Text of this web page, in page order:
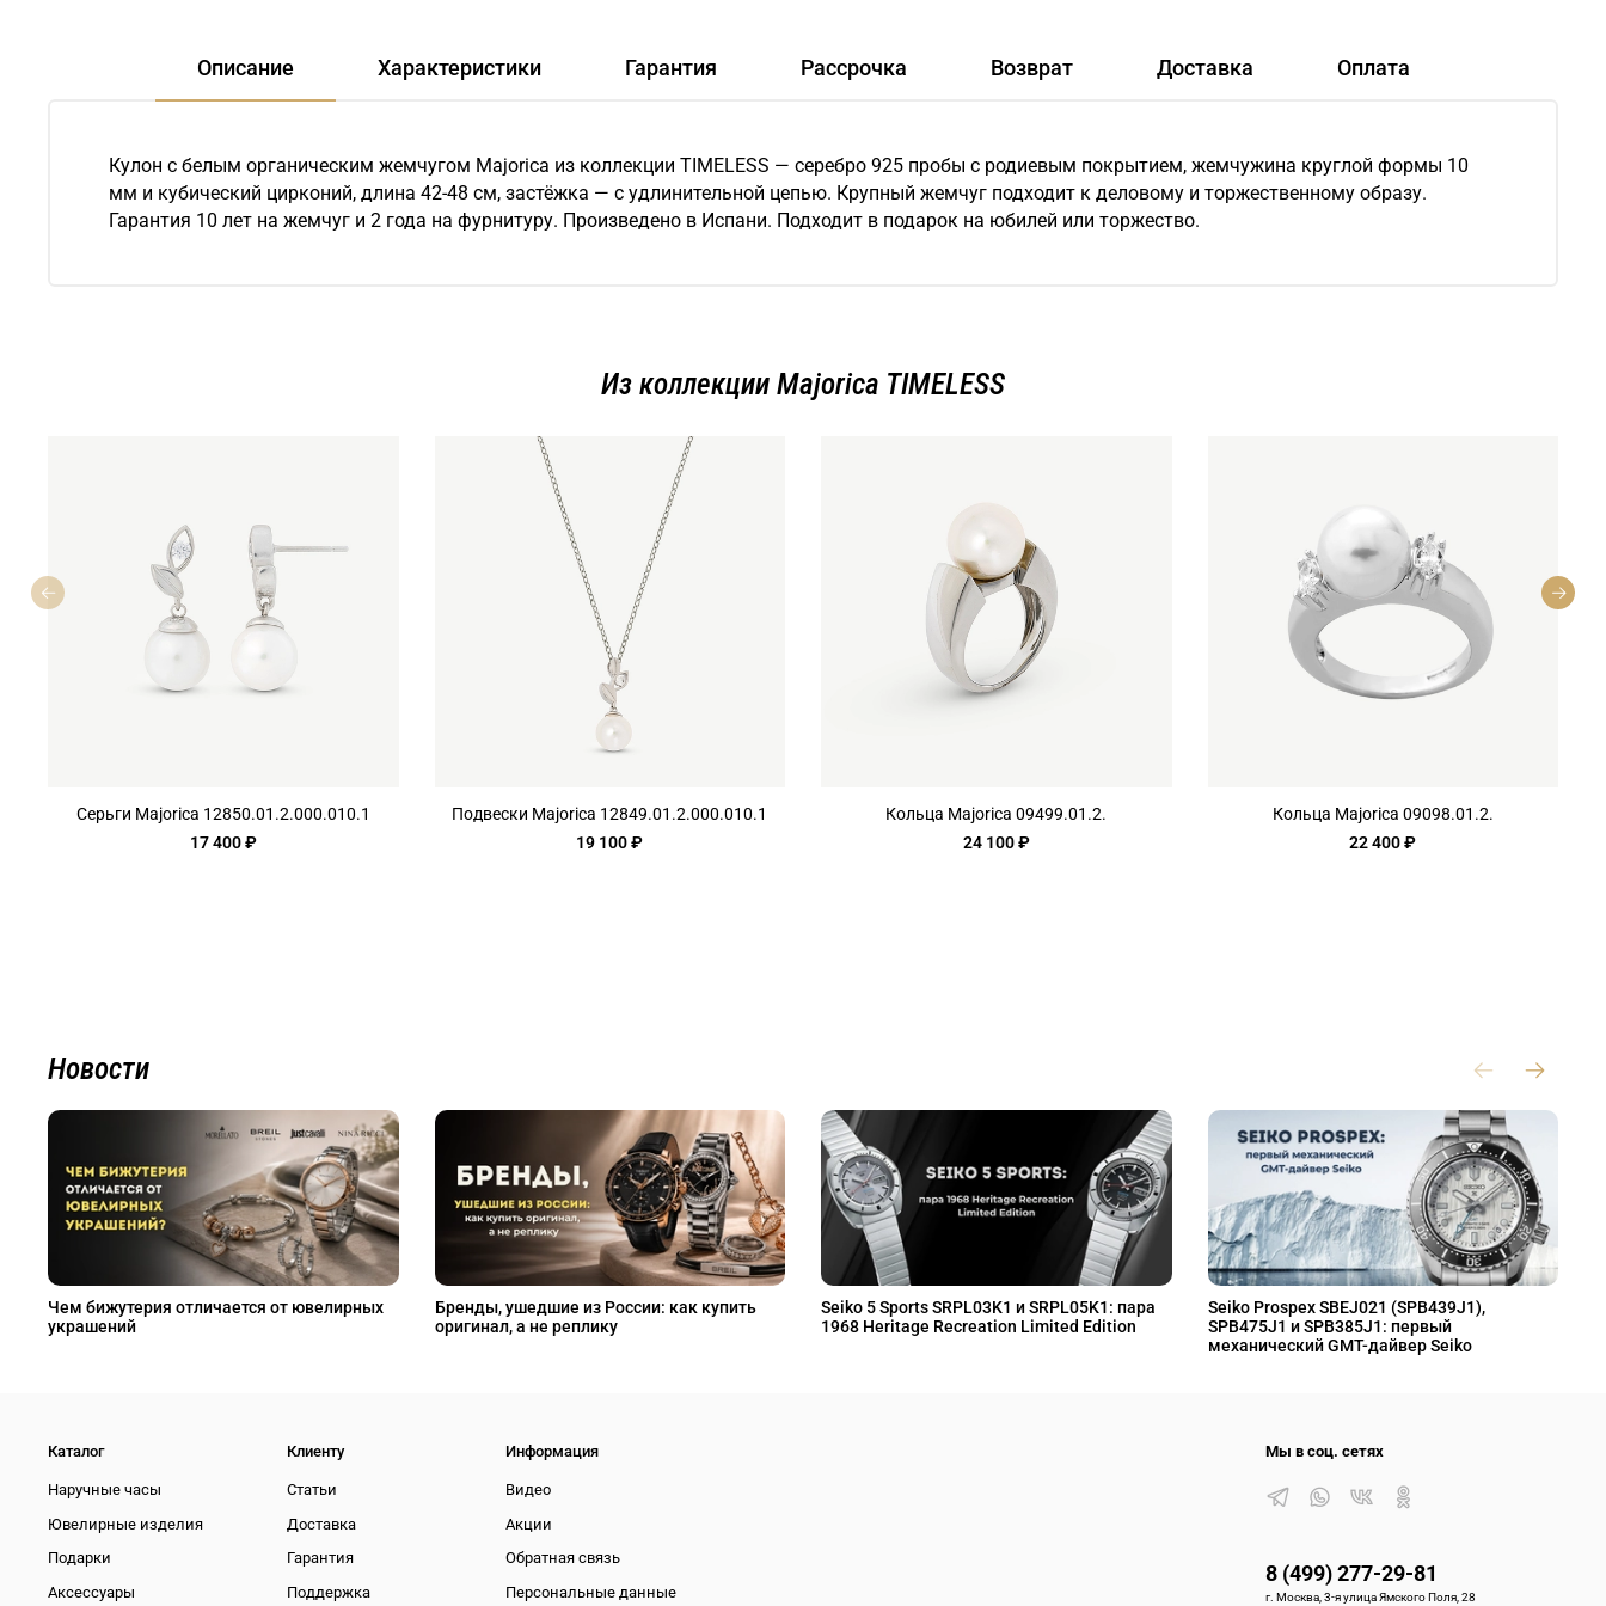
Описание Характеристики Гарантия Рассрочка Возврат Доставка Оплата
Кулон с белым органическим жемчугом Majorica из коллекции TIMELESS — серебро 925 пробы с родиевым покрытием, жемчужина круглой формы 10
мм и кубический цирконий, длина 42-48 см, застёжка — с удлинительной цепью. Крупный жемчуг подходит к деловому и торжественному образу.
Гарантия 10 лет на жемчуг и 2 года на фурнитуру. Произведено в Испани. Подходит в подарок на юбилей или торжество.
Из коллекции Majorica TIMELESS
Серьги Majorica 12850.01.2.000.010.1
17 400 ₽
Подвески Majorica 12849.01.2.000.010.1
19 100 ₽
Кольца Majorica 09499.01.2.
24 100 ₽
Кольца Majorica 09098.01.2.
22 400 ₽
Новости
Чем бижутерия отличается от ювелирных
украшений
Бренды, ушедшие из России: как купить
оригинал, а не реплику
Seiko 5 Sports SRPL03K1 и SRPL05K1: пара
1968 Heritage Recreation Limited Edition
Seiko Prospex SBEJ021 (SPB439J1),
SPB475J1 и SPB385J1: первый
механический GMT-дайвер Seiko
Каталог
Наручные часы
Ювелирные изделия
Подарки
Аксессуары
Клиенту
Статьи
Доставка
Гарантия
Поддержка
Информация
Видео
Акции
Обратная связь
Персональные данные
Мы в соц. сетях
8 (499) 277-29-81
г. Москва, 3-я улица Ямского Поля, 28